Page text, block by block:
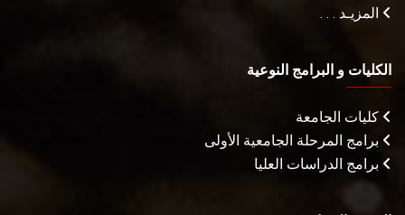
المزيـد . . .
الكليات و البرامج النوعية
كليات الجامعة
برامج المرحلة الجامعية الأولى
برامج الدراسات العليا